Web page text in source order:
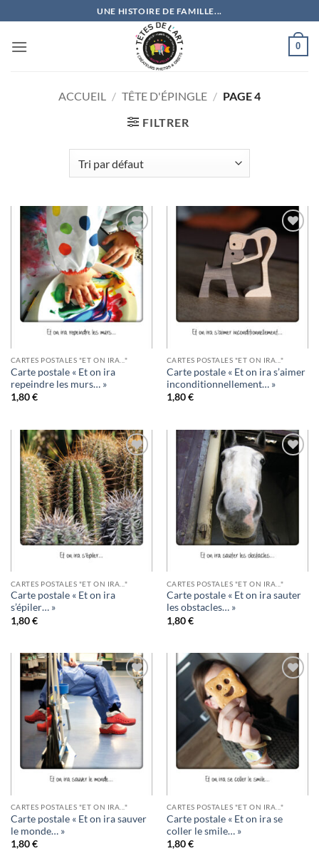
au
contenu
UNE HISTOIRE DE FAMILLE...
0
ACCUEIL / TÊTE D'ÉPINGLE / PAGE 4
FILTRER
Ajouter
à la
wishlist
CARTES POSTALES "ET ON IRA..."
Carte postale « Et on ira
repeindre les murs… »
1,80€
Ajouter
wishlist
CARTES POSTALES "ET ON IRA..."
Carte postale « Et on ira s’aimer
inconditionnellement… »
1,80€
Ajouter
à la
wishlist
CARTES POSTALES "ET ON IRA..."
Carte postale « Et on ira
s’épiler… »
1,80€
CARTES POSTALES "ET ON IRA..."
Carte postale « Et on ira sauter
les obstacles… »
1,80€
Ajouter
wishlist
CARTES POSTALES "ET ON IRA..."
Carte postale « Et on ira sauver
le monde… »
1,80€
à la
wishlist
CARTES POSTALES "ET ON IRA..."
Carte postale « Et on ira se
coller le smile… »
1,80€